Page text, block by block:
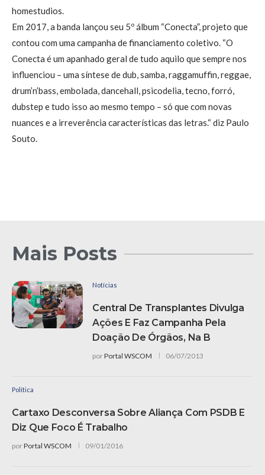
homestudios.
Em 2017, a banda lançou seu 5º álbum “Conecta”, projeto que
contou com uma campanha de financiamento coletivo. “O
Conecta é um apanhado geral de tudo aquilo que sempre nos
influenciou – uma síntese de dub, samba, raggamuffin, reggae,
drum’n’bass, embolada, dancehall, psicodelia, tecno, forró,
dubstep e tudo isso ao mesmo tempo – só que com novas
nuances e a irreverência características das letras.“ diz Paulo
Souto.
Mais Posts
Notícias
Central De Transplantes Divulga
Ações E Faz Campanha Pela
Doação De Órgãos, Na B
porPortal WSCOM 06/07/2013
Política
Cartaxo Desconversa Sobre Aliança Com PSDB E
Diz Que Foco É Trabalho
porPortal WSCOM 09/01/2016